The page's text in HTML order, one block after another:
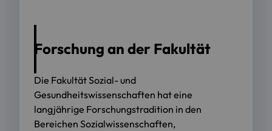
Forschung an der Fakultät
Die Fakultät Sozial- und
Gesundheitswissenschaften hat eine
langjährige Forschungstradition in den
Bereichen Sozialwissenschaften,